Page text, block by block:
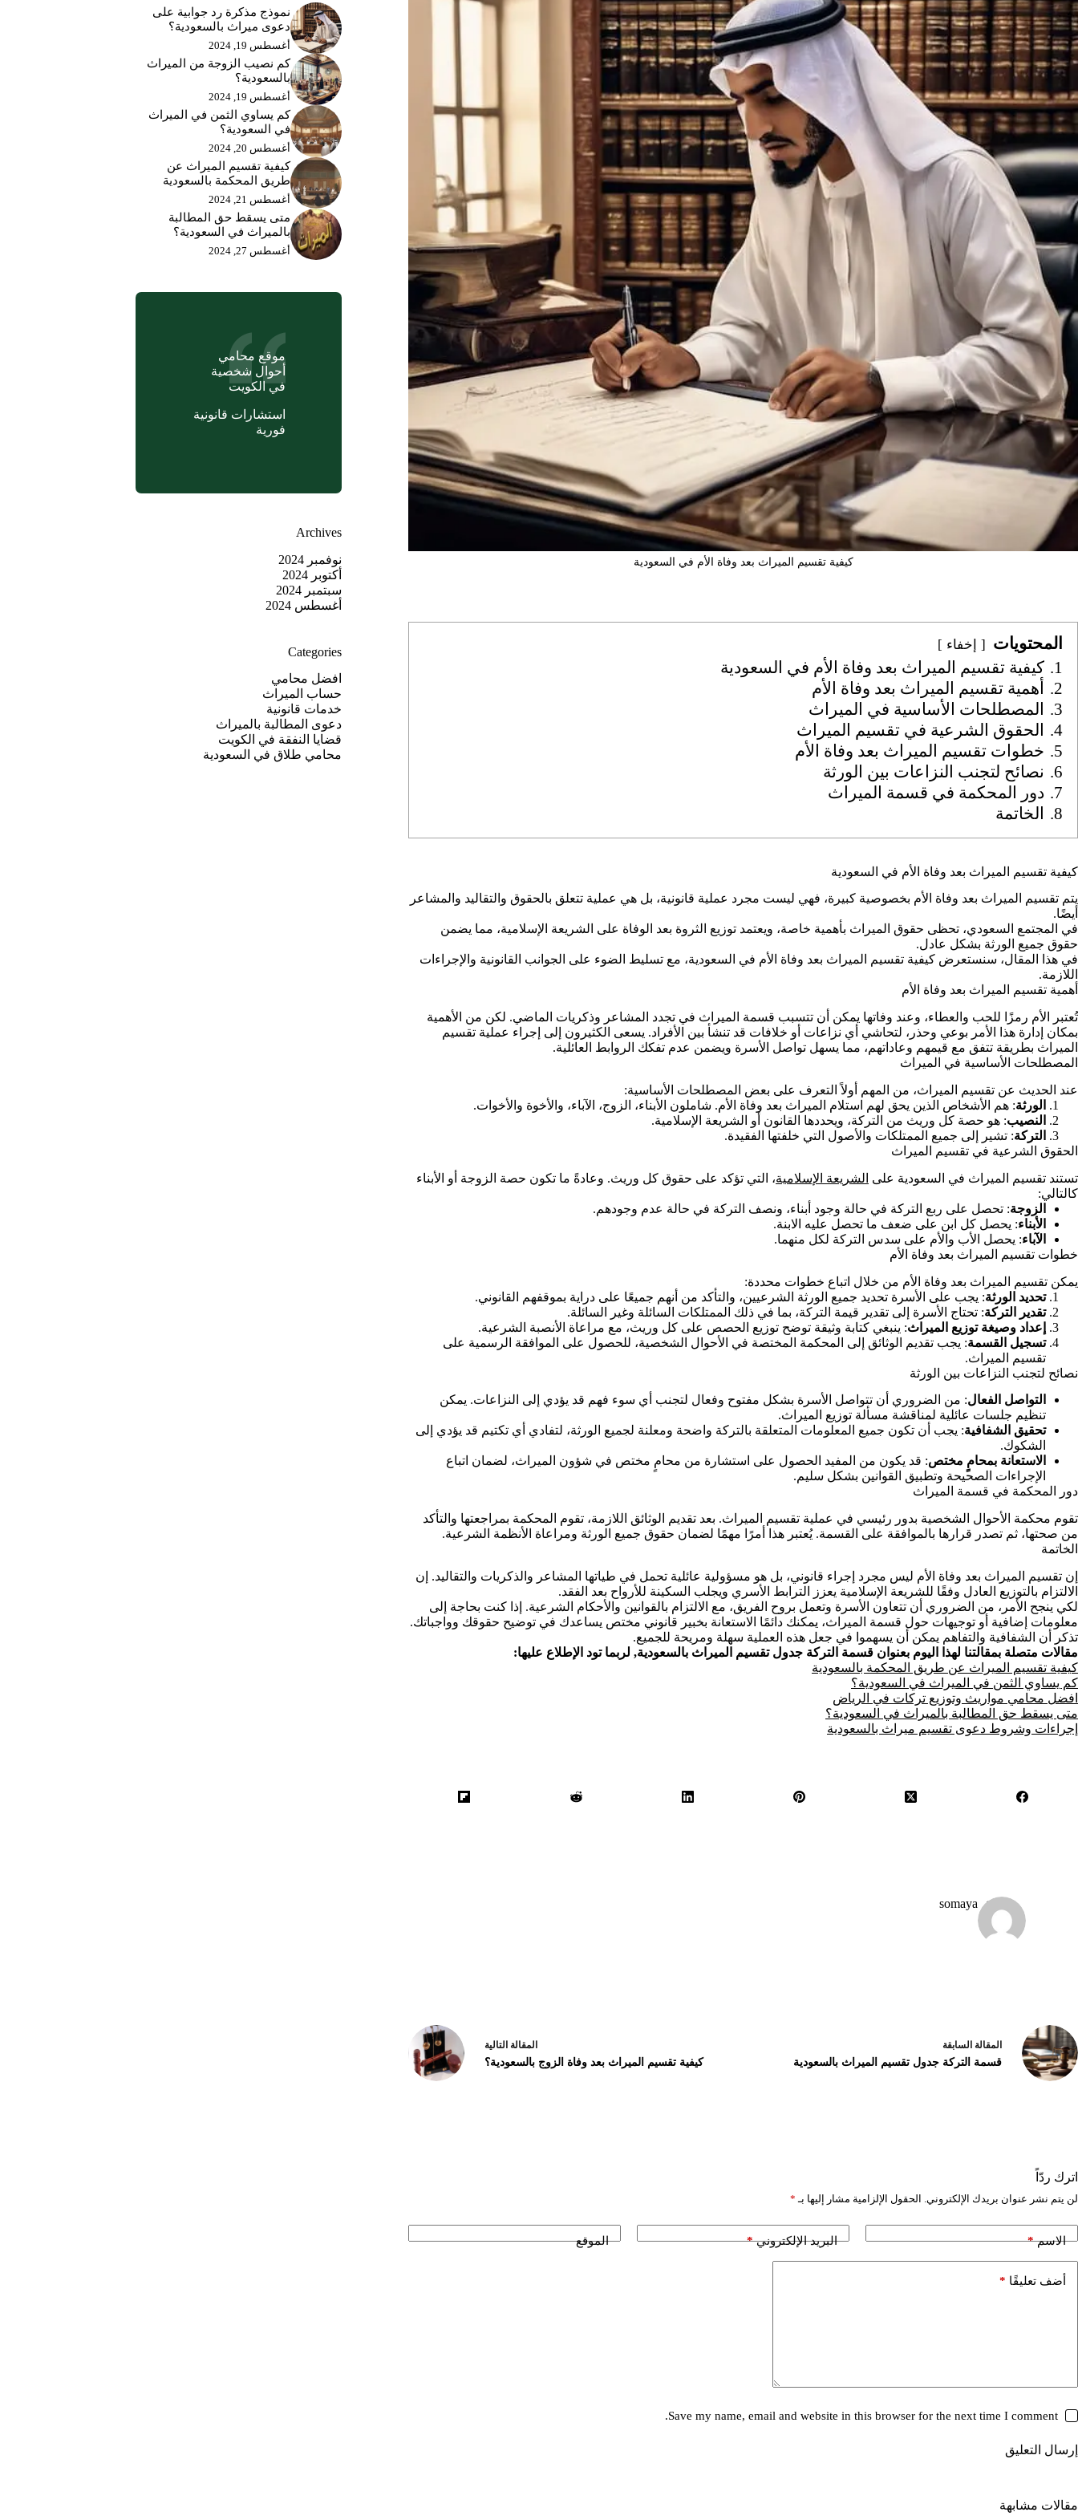
كيفية تقسيم الميراث بعد وفاة الأم في السعودية
المحتويات إخفاء
1.
كيفية تقسيم الميراث بعد وفاة الأم في السعودية
2.
أهمية تقسيم الميراث بعد وفاة الأم
3.
المصطلحات الأساسية في الميراث
4.
الحقوق الشرعية في تقسيم الميراث
5.
خطوات تقسيم الميراث بعد وفاة الأم
6.
نصائح لتجنب النزاعات بين الورثة
7. دور المحكمة في قسمة الميراث
8.
الخاتمة
كيفية تقسيم الميراث بعد وفاة الأم في السعودية
يتم تقسيم الميراث بعد وفاة الأم بخصوصية كبيرة، فهي ليست مجرد عملية قانونية، بل هي عملية تتعلق بالحقوق والتقاليد والمشاعر
أيضًا.
في المجتمع السعودي، تحظى حقوق الميراث بأهمية خاصة، ويعتمد توزيع الثروة بعد الوفاة على الشريعة الإسلامية، مما يضمن
حقوق جميع الورثة بشكل عادل.
في هذا المقال، سنستعرض كيفية تقسيم الميراث بعد وفاة الأم في السعودية، مع تسليط الضوء على الجوانب القانونية والإجراءات
اللازمة.
أهمية تقسيم الميراث بعد وفاة الأم
تُعتبر الأم رمزًا للحب والعطاء، وعند وفاتها يمكن أن تتسبب قسمة الميراث في تجدد المشاعر وذكريات الماضي. لكن من الأهمية
بمكان إدارة هذا الأمر بوعي وحذر، لتحاشي أي نزاعات أو خلافات قد تنشأ بين الأفراد. يسعى الكثيرون إلى إجراء عملية تقسيم
الميراث بطريقة تتفق مع قيمهم وعاداتهم، مما يسهل تواصل الأسرة ويضمن عدم تفكك الروابط العائلية.
المصطلحات الأساسية في الميراث
عند الحديث عن تقسيم الميراث، من المهم أولاً التعرف على بعض المصطلحات الأساسية:
الورثة: هم الأشخاص الذين يحق لهم استلام الميراث بعد وفاة الأم. شاملون الأبناء، الزوج، الآباء، والأخوة والأخوات.
النصيب: هو حصة كل وريث من التركة، ويحددها القانون أو الشريعة الإسلامية.
التركة: تشير إلى جميع الممتلكات والأصول التي خلفتها الفقيدة.
الحقوق الشرعية في تقسيم الميراث
تستند تقسيم الميراث في السعودية على الشريعة الإسلامية، التي تؤكد على حقوق كل وريث. وعادةً ما تكون حصة الزوجة أو الأبناء
كالتالي:
الزوجة: تحصل على ربع التركة في حالة وجود أبناء، ونصف التركة في حالة عدم وجودهم.
الأبناء: يحصل كل ابن على ضعف ما تحصل عليه الابنة.
الآباء: يحصل الأب والأم على سدس التركة لكل منهما.
خطوات تقسيم الميراث بعد وفاة الأم
يمكن تقسيم الميراث بعد وفاة الأم من خلال اتباع خطوات محددة:
تحديد الورثة: يجب على الأسرة تحديد جميع الورثة الشرعيين، والتأكد من أنهم جميعًا على دراية بموقفهم القانوني.
تقدير التركة: تحتاج الأسرة إلى تقدير قيمة التركة، بما في ذلك الممتلكات السائلة وغير السائلة.
إعداد وصيغة توزيع الميراث: ينبغي كتابة وثيقة توضح توزيع الحصص على كل وريث، مع مراعاة الأنصبة الشرعية.
تسجيل القسمة: يجب تقديم الوثائق إلى المحكمة المختصة في الأحوال الشخصية، للحصول على الموافقة الرسمية على
تقسيم الميراث.
نصائح لتجنب النزاعات بين الورثة
التواصل الفعال: من الضروري أن تتواصل الأسرة بشكل مفتوح وفعال لتجنب أي سوء فهم قد يؤدي إلى النزاعات. يمكن
تنظيم جلسات عائلية لمناقشة مسألة توزيع الميراث.
تحقيق الشفافية: يجب أن تكون جميع المعلومات المتعلقة بالتركة واضحة ومعلنة لجميع الورثة، لتفادي أي تكتيم قد يؤدي إلى
الشكوك.
الاستعانة بمحامٍ مختص: قد يكون من المفيد الحصول على استشارة من محامٍ مختص في شؤون الميراث، لضمان اتباع
الإجراءات الصحيحة وتطبيق القوانين بشكل سليم.
دور المحكمة في قسمة الميراث
تقوم محكمة الأحوال الشخصية بدور رئيسي في عملية تقسيم الميراث. بعد تقديم الوثائق اللازمة، تقوم المحكمة بمراجعتها والتأكد
من صحتها، ثم تصدر قرارها بالموافقة على القسمة. يُعتبر هذا أمرًا مهمًا لضمان حقوق جميع الورثة ومراعاة الأنظمة الشرعية.
الخاتمة
إن تقسيم الميراث بعد وفاة الأم ليس مجرد إجراء قانوني، بل هو مسؤولية عائلية تحمل في طياتها المشاعر والذكريات والتقاليد. إن
الالتزام بالتوزيع العادل وفقًا للشريعة الإسلامية يعزز الترابط الأسري ويجلب السكينة للأرواح بعد الفقد.
لكي ينجح الأمر، من الضروري أن تتعاون الأسرة وتعمل بروح الفريق، مع الالتزام بالقوانين والأحكام الشرعية. إذا كنت بحاجة إلى
معلومات إضافية أو توجيهات حول قسمة الميراث، يمكنك دائمًا الاستعانة بخبير قانوني مختص يساعدك في توضيح حقوقك وواجباتك.
تذكر أن الشفافية والتفاهم يمكن أن يسهموا في جعل هذه العملية سهلة ومريحة للجميع.
مقالات متصلة بمقالتنا لهذا اليوم بعنوان قسمة التركة جدول تقسيم الميراث بالسعودية, لربما تود الإطلاع عليها:
كيفية تقسيم الميراث عن طريق المحكمة بالسعودية
كم يساوي الثمن في الميراث في السعودية؟
افضل محامي مواريث وتوزيع تركات في الرياض
متى يسقط حق المطالبة بالميراث في السعودية؟
إجراءات وشروط دعوى تقسيم ميراث بالسعودية
somaya
المقالة السابقة
قسمة التركة جدول تقسيم الميراث بالسعودية
المقالة التالية
كيفية تقسيم الميراث بعد وفاة الزوج بالسعودية؟
اترك ردّاً
لن يتم نشر عنوان بريدك الإلكتروني. الحقول الإلزامية مشار إليها بـ *
الاسم* البريد الإلكتروني* الموقع
أضف تعليقًا *
Save my name, email and website in this browser for the next time I comment.
إرسال التعليق
نموذج مذكرة رد جوابية على
دعوى ميراث بالسعودية؟
أغسطس 19, 2024
كم نصيب الزوجة من الميراث
بالسعودية؟
أغسطس 19, 2024
كم يساوي الثمن في الميراث
في السعودية؟
أغسطس 20, 2024
كيفية تقسيم الميراث عن
طريق المحكمة بالسعودية
أغسطس 21, 2024
متى يسقط حق المطالبة
بالميراث في السعودية؟
أغسطس 27, 2024
موقع محامي
أحوال شخصية
في الكويت
استشارات قانونية
فورية
Archives
نوفمبر 2024
أكتوبر 2024
سبتمبر 2024
أغسطس 2024
Categories
افضل محامي
حساب الميراث
خدمات قانونية
دعوى المطالبة بالميراث
قضايا النفقة في الكويت
محامي طلاق في السعودية
مقالات مشابهة